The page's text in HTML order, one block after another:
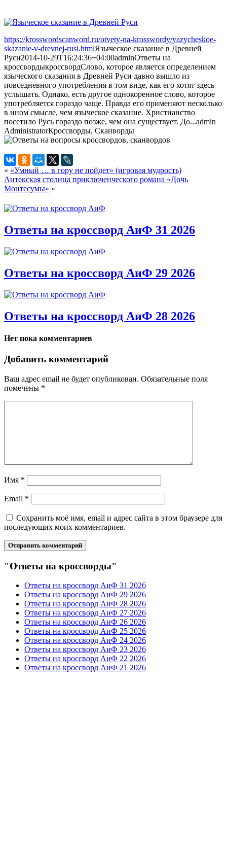
https://krosswordscanword.ru/otvety-na-krosswordy/yazycheskoe-
skazanie-v-drevnej-rusi.htmlЯзыческое сказание в Древней
Руси2014-10-29T16:24:36+04:00adminОтветы на
кроссвордыкроссвордСлово, которое является определением
языческого сказания в Древней Руси давно вышло из
повседневного употребления в том виде, как его хотят здесь
услышать. Однако, есть другое однокоренное слово, которое
употребляется гораздо чаще. Правда его применяют несколько
в ином смысле, чем языческое сказание. Христианство
посетило Русь гораздо позже, чем она существует. До...admin
AdministratorКроссворды, Сканворды
« «Умный … в гору не пойдет» (игровая мудрость)
Ацтекская столица приключенческого романа «Дочь
Монтесумы» »
Ответы на кроссворд АиФ 31 2026
Ответы на кроссворд АиФ 29 2026
Ответы на кроссворд АиФ 28 2026
Нет пока комментариев
Добавить комментарий
Ваш адрес email не будет опубликован. Обязательные поля
помечены *
Имя *
Email *
Сохранить моё имя, email и адрес сайта в этом браузере для
последующих моих комментариев.
"Ответы на кроссворды"
Ответы на кроссворд АиФ 31 2026
Ответы на кроссворд АиФ 29 2026
Ответы на кроссворд АиФ 28 2026
Ответы на кроссворд АиФ 27 2026
Ответы на кроссворд АиФ 26 2026
Ответы на кроссворд АиФ 25 2026
Ответы на кроссворд АиФ 24 2026
Ответы на кроссворд АиФ 23 2026
Ответы на кроссворд АиФ 22 2026
Ответы на кроссворд АиФ 21 2026